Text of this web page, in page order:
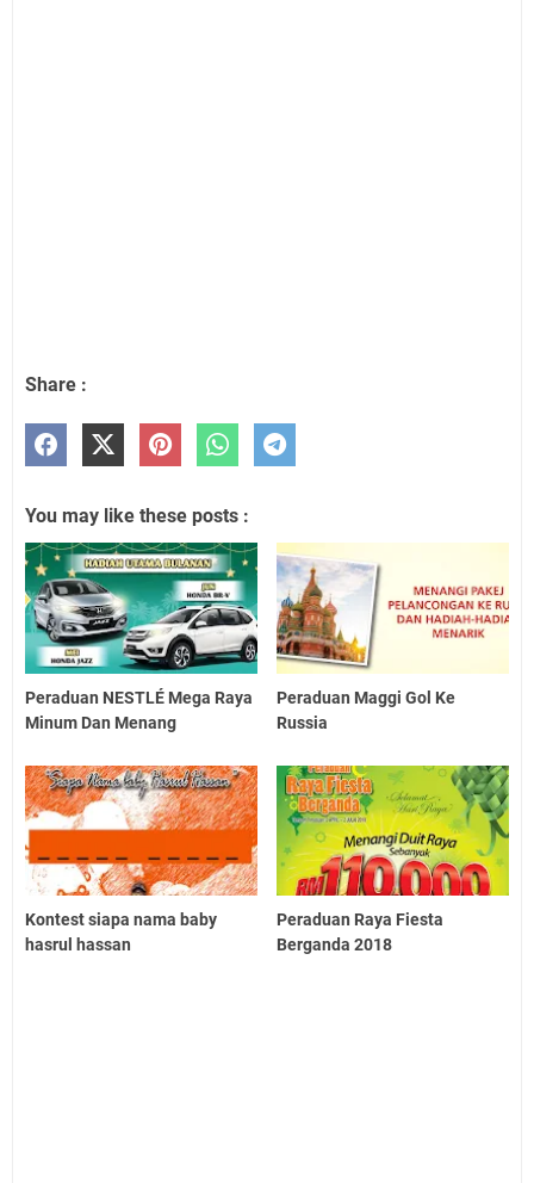
Share :
You may like these posts :
Peraduan NESTLÉ Mega Raya
Minum Dan Menang
Peraduan Maggi Gol Ke
Russia
Kontest siapa nama baby
hasrul hassan
Peraduan Raya Fiesta
Berganda 2018